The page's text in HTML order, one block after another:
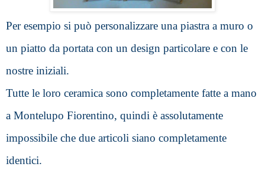
Per esempio si può personalizzare una piastra a muro o
un piatto da portata con un design particolare e con le
nostre iniziali.
Tutte le loro ceramica sono completamente fatte a mano
a Montelupo Fiorentino, quindi è assolutamente
impossibile che due articoli siano completamente
identici.